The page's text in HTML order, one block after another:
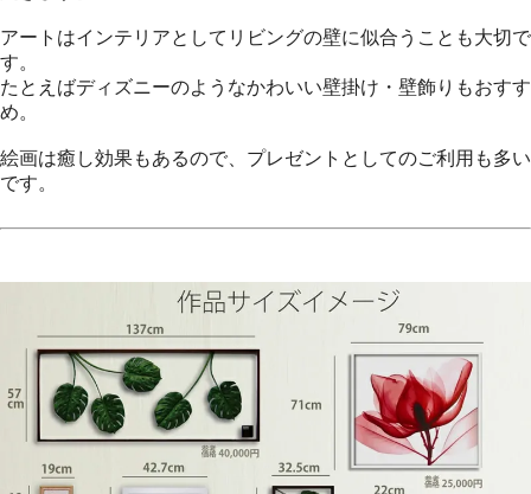
アートはインテリアとしてリビングの壁に似合うことも大切で
す。
たとえばディズニーのようなかわいい壁掛け・壁飾りもおすす
め。
絵画は癒し効果もあるので、プレゼントとしてのご利用も多い
です。